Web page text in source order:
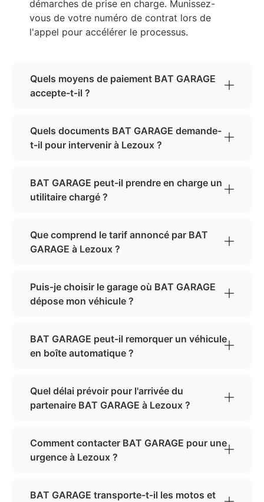
démarches de prise en charge. Munissez-
vous de votre numéro de contrat lors de
l'appel pour accélérer le processus.
Quels moyens de paiement BAT GARAGE
accepte-t-il ?
Quels documents BAT GARAGE demande-
t-il pour intervenir à Lezoux ?
BAT GARAGE peut-il prendre en charge un
utilitaire chargé ?
Que comprend le tarif annoncé par BAT
GARAGE à Lezoux ?
Puis-je choisir le garage où BAT GARAGE
dépose mon véhicule ?
BAT GARAGE peut-il remorquer un véhicule
en boîte automatique ?
Quel délai prévoir pour l'arrivée du
partenaire BAT GARAGE à Lezoux ?
Comment contacter BAT GARAGE pour une
urgence à Lezoux ?
BAT GARAGE transporte-t-il les motos et